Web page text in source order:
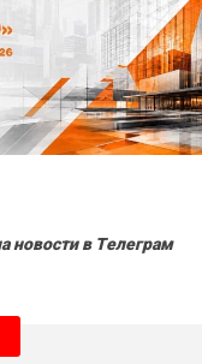
новости в Tелеграм